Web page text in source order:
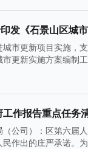
发《石景山区城
市更新项目实施，
更新实施方案编制
作报告重点任务
公司）：区第六届
作出的庄严承诺。